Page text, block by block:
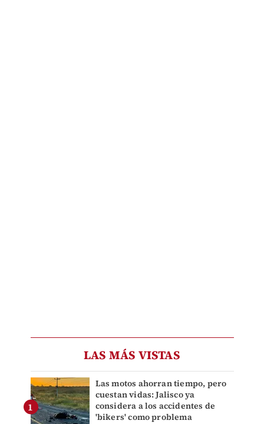
LAS MÁS VISTAS
Las motos ahorran tiempo, pero
cuestan vidas: Jalisco ya
considera a los accidentes de
'bikers' como problema